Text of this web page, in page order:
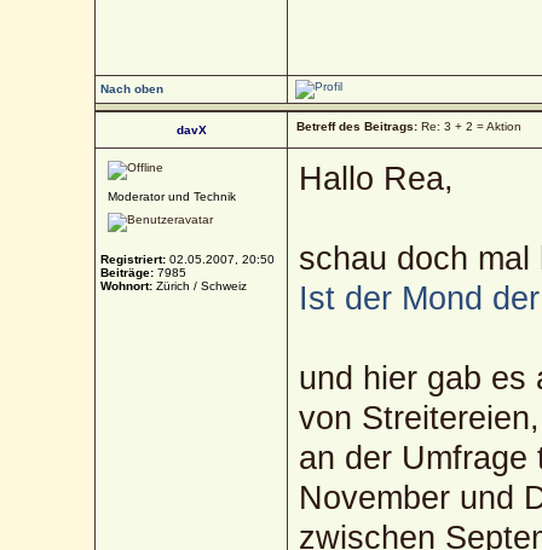
Nach oben
davX Betreff des Beitrags: Re: 3 + 2 = Aktion
Moderator und Technik
Registriert: 02.05.2007, 20:50
Beiträge: 7985
Wohnort: Zürich / Schweiz
Hallo Rea,
schau doch mal
Ist der Mond
und hier gab es
von
an der Umfrage
November und
zwischen